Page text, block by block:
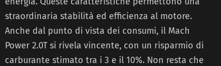
straordinaria stabilità ed efficienza al motore.
Anche dal punto di vista dei consumi, il Mach
Power 2.0T si rivela vincente, con un risparmio di
carburante stimato tra i 3 e il 10%. Non resta che